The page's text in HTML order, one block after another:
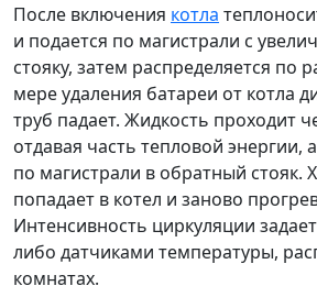
После включения котла
и подается по магистрали с
стояку, затем распределяется по
мере удаления батареи от котла
труб падает. Жидкость проходит
отдавая часть тепловой энергии,
по магистрали в обратный стояк.
попадает в котел и заново
Интенсивность циркуляции
либо датчиками температуры,
комнатах.